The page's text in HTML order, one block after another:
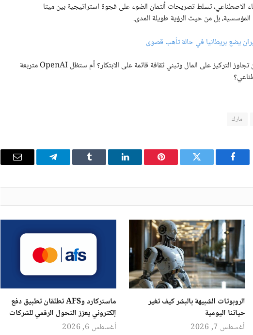
تسلط تصريحات ألتمان الضوء على فجوة استراتيجية بين ميتا
يضع بريطانيا في حالة تأهب قصوى
يبقى السؤال مفتوحًا: هل تتمكن ميتا من تجاوز التركيز على المال وتبني ثقافة قائمة على الابتكار؟ أم ستظل OpenAI متربعة
مارك
فيسبوك تويتر بينتيريستلينكدإن Tumblr تيلقرام
البريد
الروبوتات الشبيهة بالبشر كيف تغير
حياتنا اليومية
أغسطس 7, 2026
ماستركارد وAFS تطلقان تطبيق دفع
إلكتروني يعزز التحول الرقمي للشركات
أغسطس 6, 2026